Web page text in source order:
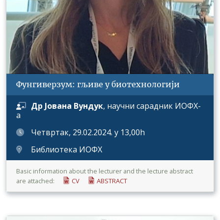
Фунгиверзум: гљиве у биотехнологији
Др Јована Вундук, научни сарадник ИОФХ-
а
Четвртак, 29.02.2024. у 13,00h
Библиотека ИОФХ
Basic information about the lecturer and the lecture abstract
are attached:
CV ABSTRACT